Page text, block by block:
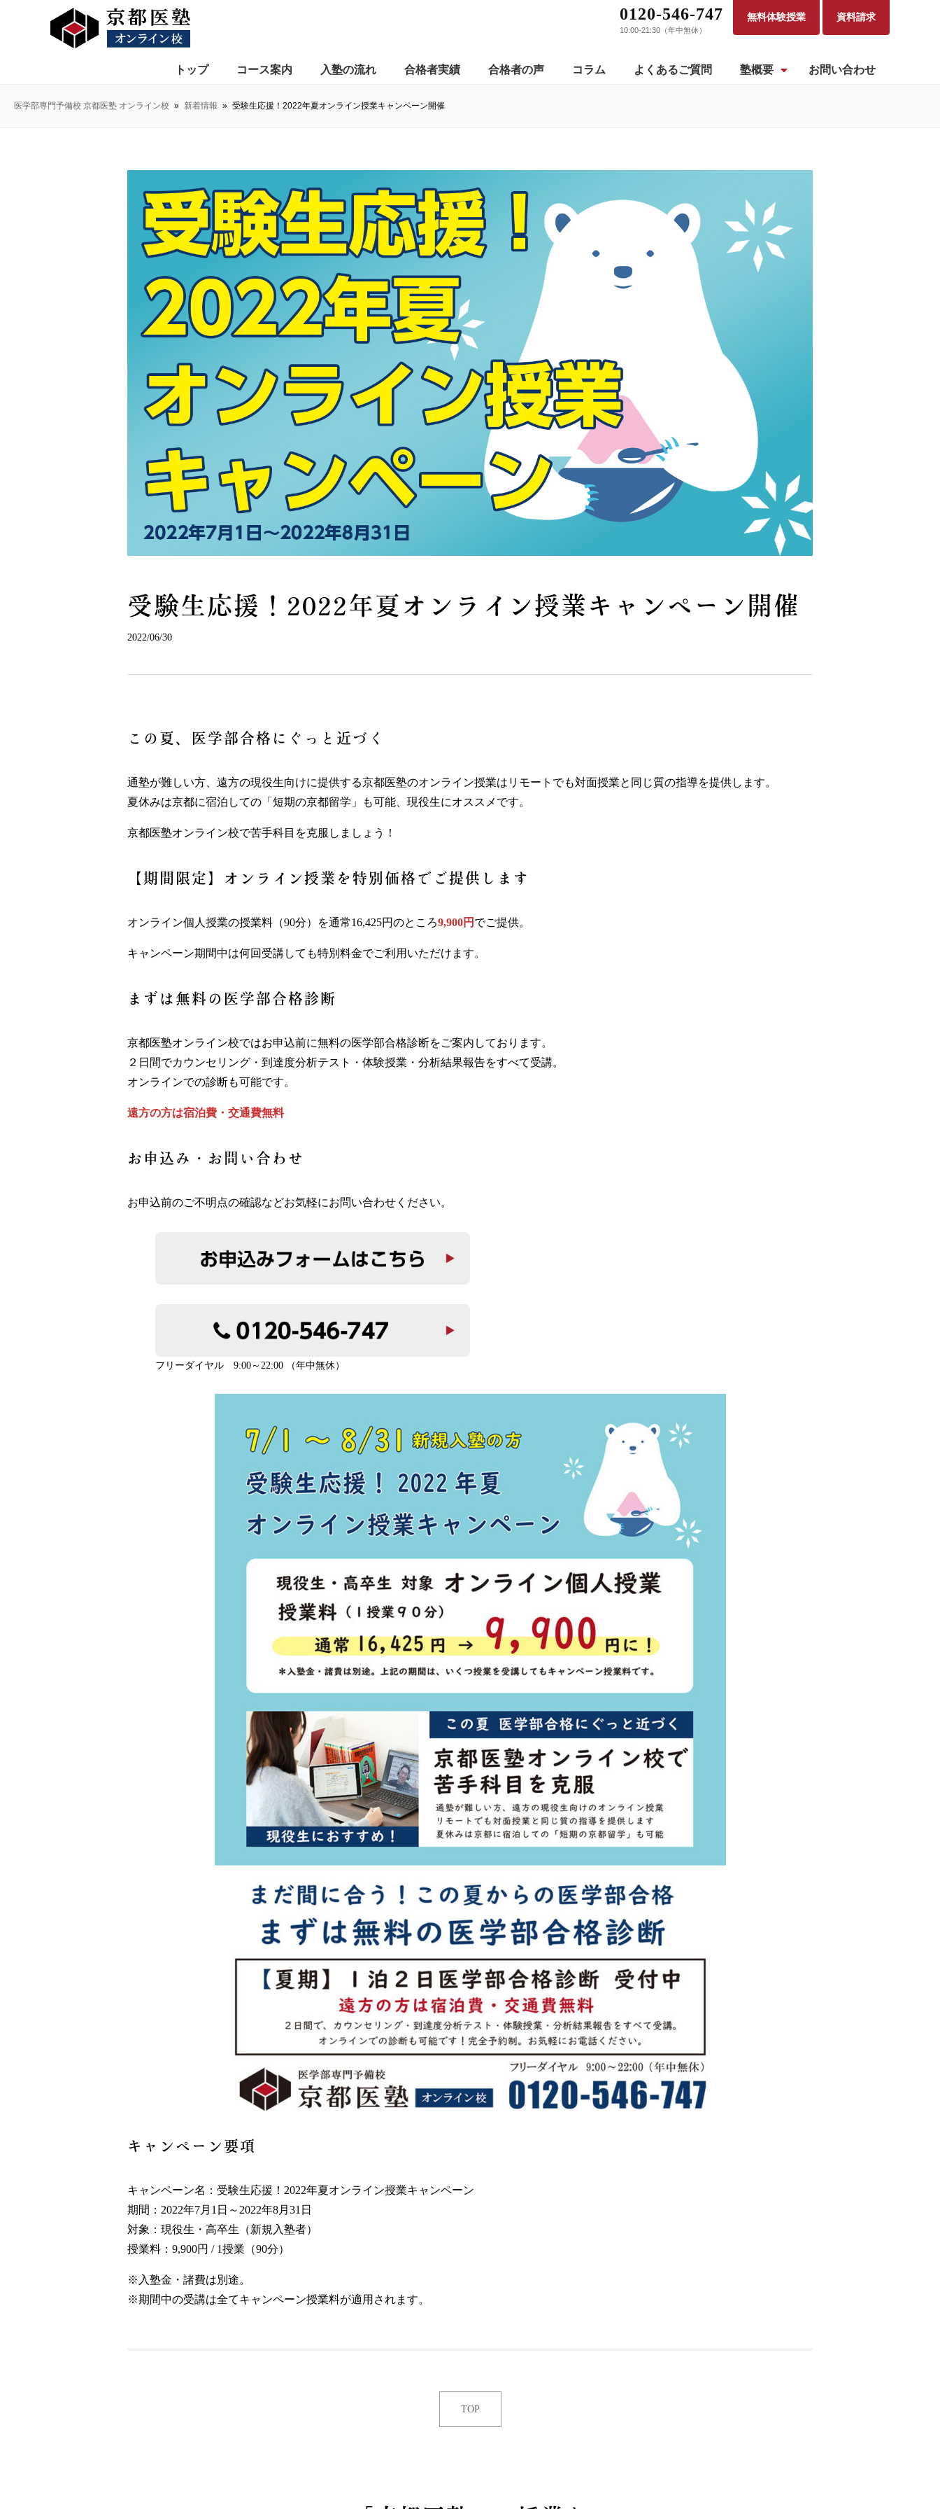
トップ コース案内 入塾の流れ 合格者実績 合格者の声 コラム よくあるご質問 塾概要 お問い合わせ
0120-546-747
10:00-21:30（年中無休）
無料体験授業 資料請求
医学部専門予備校 京都医塾 オンライン校 » 新着情報 » 受験生応援！2022年夏オンライン授業キャンペーン開催
受験生応援！2022年夏オンライン授業キャンペーン開催
2022/06/30
この夏、医学部合格にぐっと近づく
通塾が難しい方、遠方の現役生向けに提供する京都医塾のオンライン授業はリモートでも対面授業と同じ質の指導を提供します。
夏休みは京都に宿泊しての「短期の京都留学」も可能、現役生にオススメです。
京都医塾オンライン校で苦手科目を克服しましょう！
【期間限定】オンライン授業を特別価格でご提供します
オンライン個人授業の授業料（90分）を通常16,425円のところ9,900円 でご提供。
キャンペーン期間中は何回受講しても特別料金でご利用いただけます。
まずは無料の医学部合格診断
京都医塾オンライン校ではお申込前に無料の医学部合格診断をご案内しております。
２日間でカウンセリング・到達度分析テスト・体験授業・分析結果報告をすべて受講。
オンラインでの診断も可能です。
遠方の方は宿泊費・交通費無料
お申込み・お問い合わせ
お申込前のご不明点の確認などお気軽にお問い合わせください。
フリーダイヤル 9:00～22:00 （年中無休）
キャンペーン要項
キャンペーン名：受験生応援！2022年夏オンライン授業キャンペーン
期間：2022年7月1日～2022年8月31日
対象：現役生・高卒生（新規入塾者）
授業料：9,900円 / 1授業（90分）
※入塾金・諸費は別途。
※期間中の受講は全てキャンペーン授業料が適用されます。
TOP